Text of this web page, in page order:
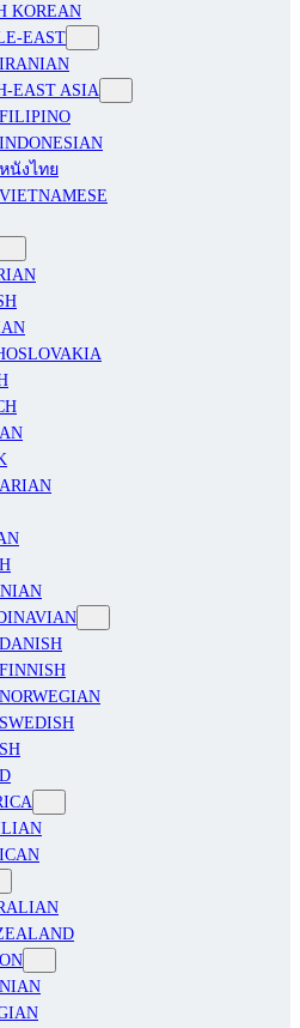
KOREAN
EAST
IRANIAN
EAST ASIA
FILIPINO
INDONESIAN
หนังไทย
VIETNAMESE
DANISH
FINNISH
NORWEGIAN
SWEDISH